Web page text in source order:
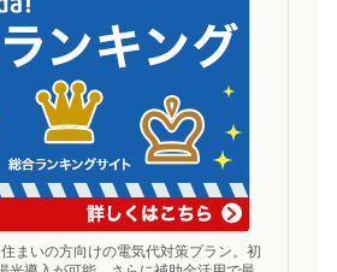
まいの方向けの電気代対策プラン。初